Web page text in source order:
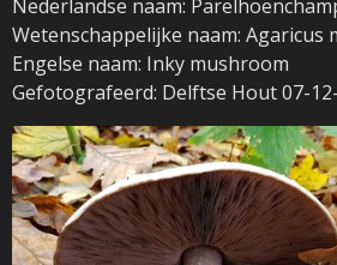
Nederlandse naam:
Wetenschappelijke naam: Agaricus
Engelse naam: Inky mushroom
Gefotografeerd: Delftse Hout 07-